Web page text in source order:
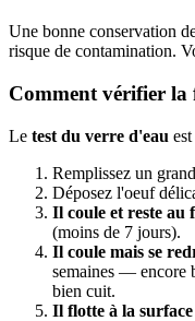
Une bonne conservation
risque de contamination.
Comment vérifier
Le test du verre d'eau
Remplissez un
Déposez l'oeuf
Il coule et reste au
(moins de 7 jours).
Il coule mais se
semaines — encore
bien cuit.
Il flotte à la